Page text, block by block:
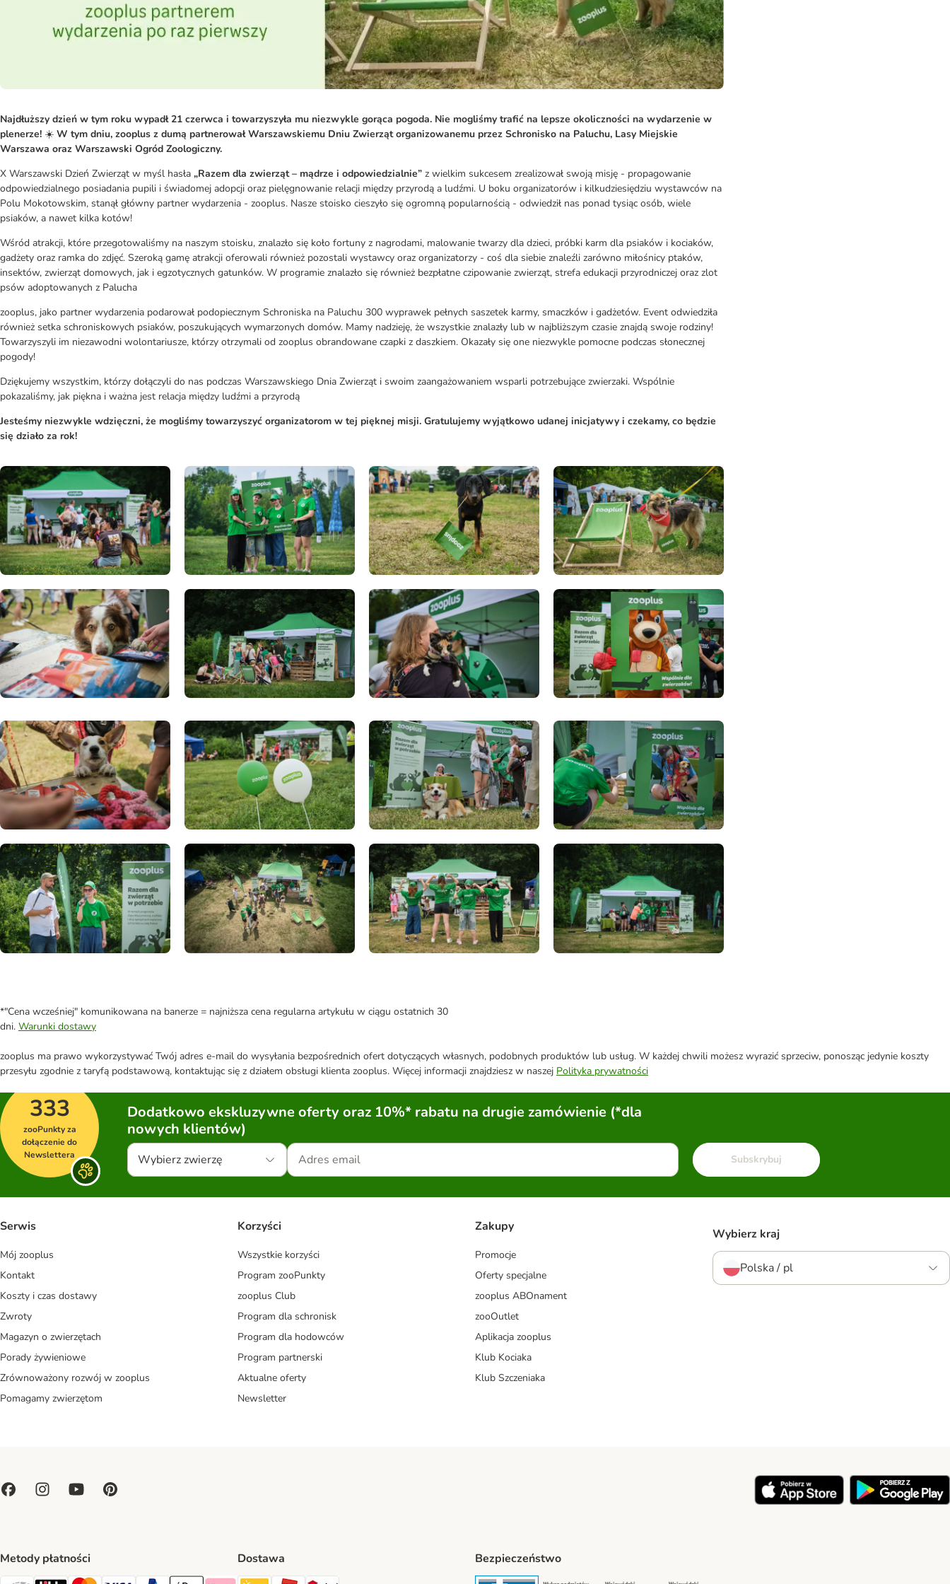
Najdłuższy dzień w tym roku wypadł 21 czerwca i towarzyszyła mu niezwykle gorąca pogoda. Nie mogliśmy trafić na lepsze okoliczności na wydarzenie w
plenerze! ☀️ W tym dniu, zooplus z dumą partnerował Warszawskiemu Dniu Zwierząt organizowanemu przez Schronisko na Paluchu, Lasy Miejskie
Warszawa oraz Warszawski Ogród Zoologiczny.
X Warszawski Dzień Zwierząt w myśl hasła „Razem dla zwierząt – mądrze i odpowiedzialnie” z wielkim sukcesem zrealizował swoją misję - propagowanie
odpowiedzialnego posiadania pupili i świadomej adopcji oraz pielęgnowanie relacji między przyrodą a ludźmi. U boku organizatorów i kilkudziesiędziu wystawców na
Polu Mokotowskim, stanął główny partner wydarzenia - zooplus. Nasze stoisko cieszyło się ogromną popularnością - odwiedził nas ponad tysiąc osób, wiele
psiaków, a nawet kilka kotów!
Wśród atrakcji, które przegotowaliśmy na naszym stoisku, znalazło się koło fortuny z nagrodami, malowanie twarzy dla dzieci, próbki karm dla psiaków i kociaków,
gadżety oraz ramka do zdjęć. Szeroką gamę atrakcji oferowali również pozostali wystawcy oraz organizatorzy - coś dla siebie znaleźli zarówno miłośnicy ptaków,
insektów, zwierząt domowych, jak i egzotycznych gatunków. W programie znalazło się również bezpłatne czipowanie zwierząt, strefa edukacji przyrodniczej oraz zlot
psów adoptowanych z Palucha
zooplus, jako partner wydarzenia podarował podopiecznym Schroniska na Paluchu 300 wyprawek pełnych saszetek karmy, smaczków i gadżetów. Event odwiedziła
również setka schroniskowych psiaków, poszukujących wymarzonych domów. Mamy nadzieję, że wszystkie znalazły lub w najbliższym czasie znajdą swoje rodziny!
Towarzyszyli im niezawodni wolontariusze, którzy otrzymali od zooplus obrandowane czapki z daszkiem. Okazały się one niezwykle pomocne podczas słonecznej
pogody!
Dziękujemy wszystkim, którzy dołączyli do nas podczas Warszawskiego Dnia Zwierząt i swoim zaangażowaniem wsparli potrzebujące zwierzaki. Wspólnie
pokazaliśmy, jak piękna i ważna jest relacja między ludźmi a przyrodą
Jesteśmy niezwykle wdzięczni, że mogliśmy towarzyszyć organizatorom w tej pięknej misji. Gratulujemy wyjątkowo udanej inicjatywy i czekamy, co będzie
się działo za rok!
*"Cena wcześniej" komunikowana na banerze = najniższa cena regularna artykułu w ciągu ostatnich 30
dni. Warunki dostawy
zooplus ma prawo wykorzystywać Twój adres e-mail do wysyłania bezpośrednich ofert dotyczących własnych, podobnych produktów lub usług. W każdej chwili możesz wyrazić sprzeciw, ponosząc jedynie koszty
przesyłu zgodnie z taryfą podstawową, kontaktując się z działem obsługi klienta zooplus. Więcej informacji znajdziesz w naszej Polityka prywatności
333
zooPunkty za
dołączenie do
Newslettera
Dodatkowo ekskluzywne oferty oraz 10%* rabatu na drugie zamówienie (*dla
nowych klientów)
Wybierz zwierzę Subskrybuj
Serwis
Mój zooplus
Kontakt
Koszty i czas dostawy
Zwroty
Magazyn o zwierzętach
Porady żywieniowe
Zrównoważony rozwój w zooplus
Pomagamy zwierzętom
Korzyści
Wszystkie korzyści
Program zooPunkty
zooplus Club
Program dla schronisk
Program dla hodowców
Program partnerski
Aktualne oferty
Newsletter
Zakupy
Promocje
Oferty specjalne
zooplus ABOnament
zooOutlet
Aplikacja zooplus
Klub Kociaka
Klub Szczeniaka
Wybierz kraj
Polska / pl
Metody płatności Dostawa Bezpieczeństwo